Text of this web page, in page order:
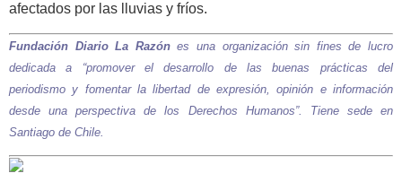
afectados por las lluvias y fríos.
Fundación Diario La Razónes una organización sin fines de lucro
dedicada a “promover el desarrollo de las buenas prácticas del
periodismo y fomentar la libertad de expresión, opinión e información
desde una perspectiva de los Derechos Humanos”. Tiene sede en
Santiago de Chile.